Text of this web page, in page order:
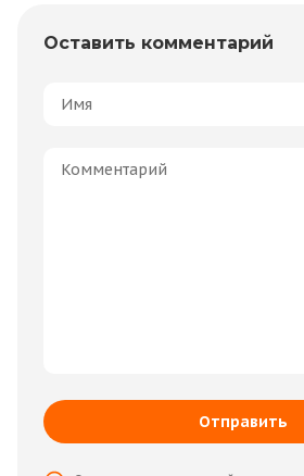
Оставить комментарий
Отправить